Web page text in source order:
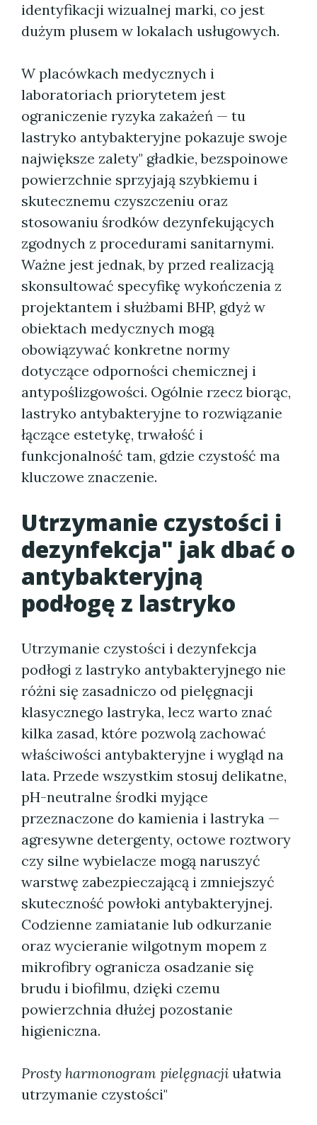
identyfikacji wizualnej marki, co jest
dużym plusem w lokalach usługowych.
W placówkach medycznych i
laboratoriach priorytetem jest
ograniczenie ryzyka zakażeń — tu
lastryko antybakteryjne pokazuje swoje
największe zalety" gładkie, bezspoinowe
powierzchnie sprzyjają szybkiemu i
skutecznemu czyszczeniu oraz
stosowaniu środków dezynfekujących
zgodnych z procedurami sanitarnymi.
Ważne jest jednak, by przed realizacją
skonsultować specyfikę wykończenia z
projektantem i służbami BHP, gdyż w
obiektach medycznych mogą
obowiązywać konkretne normy
dotyczące odporności chemicznej i
antypoślizgowości. Ogólnie rzecz biorąc,
lastryko antybakteryjne to rozwiązanie
łączące estetykę, trwałość i
funkcjonalność tam, gdzie czystość ma
kluczowe znaczenie.
Utrzymanie czystości i
dezynfekcja" jak dbać o
antybakteryjną
podłogę z lastryko
Utrzymanie czystości i dezynfekcja
podłogi z lastryko antybakteryjnego nie
różni się zasadniczo od pielęgnacji
klasycznego lastryka, lecz warto znać
kilka zasad, które pozwolą zachować
właściwości antybakteryjne i wygląd na
lata. Przede wszystkim stosuj delikatne,
pH-neutralne środki myjące
przeznaczone do kamienia i lastryka —
agresywne detergenty, octowe roztwory
czy silne wybielacze mogą naruszyć
warstwę zabezpieczającą i zmniejszyć
skuteczność powłoki antybakteryjnej.
Codzienne zamiatanie lub odkurzanie
oraz wycieranie wilgotnym mopem z
mikrofibry ogranicza osadzanie się
brudu i biofilmu, dzięki czemu
powierzchnia dłużej pozostanie
higieniczna.
Prosty harmonogram pielęgnacji ułatwia
utrzymanie czystości"